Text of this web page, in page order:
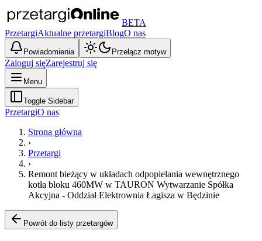
BETA
PrzetargiAktualne przetargiBlogO nas
Powiadomienia Przełącz motyw
Zaloguj sięZarejestruj się
Menu
Toggle Sidebar
PrzetargiO nas
Strona główna
›
Przetargi
›
Remont bieżący w układach odpopielania wewnętrznego
kotła bloku 460MW w TAURON Wytwarzanie Spółka
Akcyjna - Oddział Elektrownia Łagisza w Będzinie
Powrót do listy przetargów